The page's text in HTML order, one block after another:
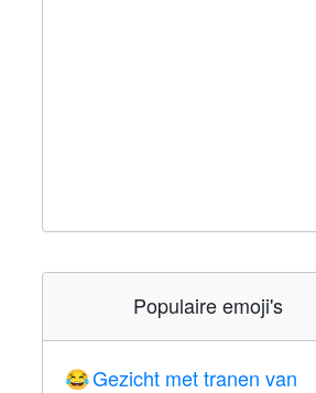
Populaire emoji's
😂Gezicht met tranen van